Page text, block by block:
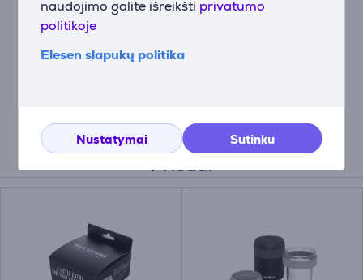
naudojimo galite išreikšti privatumo
politikoje
Elesen slapukų politika
Nustatymai Sutinku
pačios spalvos gertuve! – bet ir rūpinasi jūsų maistu
lyg tai būtų brangiausias turtas. Ir teisingai – juk taip
šiltą net iki 9 valandų. O kad būtumėte visiškai ramūs
Priedai